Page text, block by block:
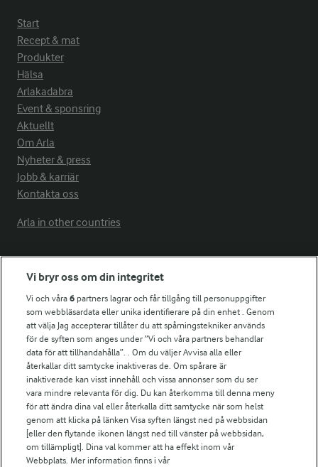
Start
Recept & mat
Produkter
Hälsa
Arlakadabra
Event & sponsring
Aktuellt
Om Arla
Nyheter & press
Jobb & karriär
Kontakta oss
Arla in other countries
Fler Arlasajter
För ägare
Arlas kundportal
Arla.com
Falbygdens Ost
Arla webbshop
Bildbank
Följ oss
Vi bryr oss om din integritet
Vi och våra6 partners lagrar och får tillgång till personuppgifter
som webbläsardata eller unika identifierare på din enhet . Genom
att välja Jag accepterar tillåter du att spårningstekniker används
för de syften som anges under ”Vi och våra partners behandlar
data för att tillhandahålla”. . Om du väljer Avvisa alla eller
återkallar ditt samtycke inaktiveras de. Om spårare är
inaktiverade kan visst innehåll och vissa annonser som du ser
vara mindre relevanta för dig. Du kan återkomma till denna meny
för att ändra dina val eller återkalla ditt samtycke när som helst
genom att klicka på länken Visa syften längst ned på webbsidan
[eller den flytande ikonen längst ned till vänster på webbsidan,
om tillämpligt]. Dina val kommer att ha effekt inom vår
Webbplats. Mer information finns i vår